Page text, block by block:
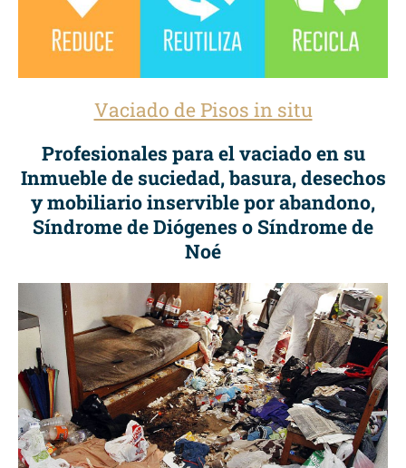
Vaciado de Pisos in situ
Profesionales para el vaciado en su
Inmueble de suciedad, basura, desechos
y mobiliario inservible por abandono,
Síndrome de Diógenes o Síndrome de
Noé